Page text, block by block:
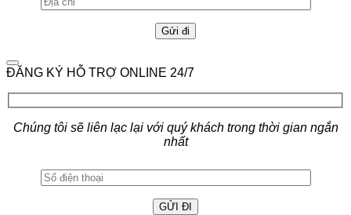
ĐĂNG KÝ HỖ TRỢ ONLINE 24/7
Chúng tôi sẽ liên lạc lại với quý khách trong thời gian ngắn
nhất